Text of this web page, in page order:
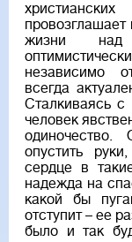
жизни над
независимо
всегда
Сталкиваясь
человек
опустить
сердце в
надежда на
какой бы
отступит – ее
было и так